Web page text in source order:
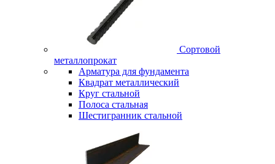
Сортовой
металлопрокат
Арматура для фундамента
Квадрат металлический
Круг стальной
Полоса стальная
Шестигранник стальной